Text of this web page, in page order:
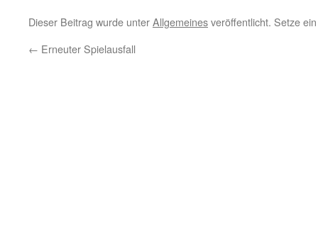
Dieser Beitrag wurde unterAllgemeinesveröffentlicht. Setze
← Erneuter Spielausfall